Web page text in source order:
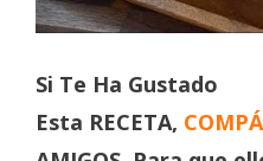
Si Te Ha Gustado
Esta RECETA,